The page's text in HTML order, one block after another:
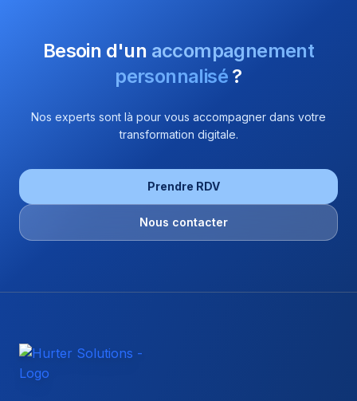
Besoin d'un accompagnement
personnalisé ?
Nos experts sont là pour vous accompagner dans votre
transformation digitale.
Prendre RDV
Nous contacter